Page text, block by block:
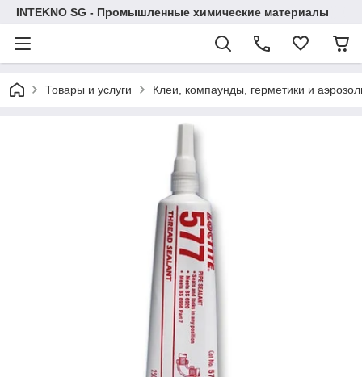
INTEKNO SG - Промышленные химические материалы
Товары и услуги Клеи, компаунды, герметики и